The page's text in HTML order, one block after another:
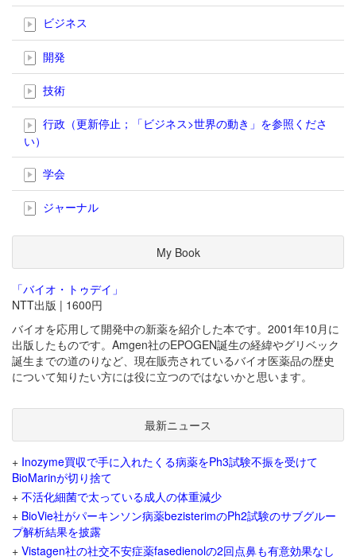
ビジネス
開発
技術
行政（更新停止；「ビジネス>世界の動き」を参照くださ
い）
学会
ジャーナル
My Book
「バイオ・トゥデイ」
NTT出版 | 1600円
バイオを応用して開発中の新薬を紹介した本です。2001年10月に
出版したものです。Amgen社のEPOGEN誕生の経緯やグリベック
誕生までの道のりなど、現在販売されているバイオ医薬品の歴史
について知りたい方には役に立つのではないかと思います。
最新ニュース
+ Inozyme買収で手に入れたくる病薬をPh3試験不振を受けて
BioMarinが切り捨て
+ 不活化細菌で太っている成人の体重減少
+ BioVie社がパーキンソン病薬bezisterimのPh2試験のサブグルー
プ解析結果を披露
+ Vistagen社の社交不安症薬fasedienolの2回点鼻も有意効果なし